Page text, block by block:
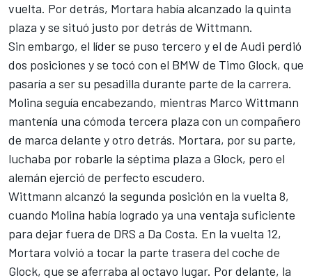
vuelta. Por detrás, Mortara había alcanzado la quinta
plaza y se situó justo por detrás de Wittmann.
Sin embargo, el líder se puso tercero y el de Audi perdió
dos posiciones y se tocó con el BMW de Timo Glock, que
pasaría a ser su pesadilla durante parte de la carrera.
Molina seguía encabezando, mientras Marco Wittmann
mantenía una cómoda tercera plaza con un compañero
de marca delante y otro detrás. Mortara, por su parte,
luchaba por robarle la séptima plaza a Glock, pero el
alemán ejerció de perfecto escudero.
Wittmann alcanzó la segunda posición en la vuelta 8,
cuando Molina había logrado ya una ventaja suficiente
para dejar fuera de DRS a Da Costa. En la vuelta 12,
Mortara volvió a tocar la parte trasera del coche de
Glock, que se aferraba al octavo lugar. Por delante, la